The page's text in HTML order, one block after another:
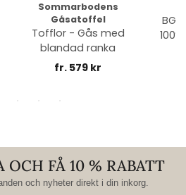
Sommarbodens
Gåsatoffel
Tofflor - Gås med
blandad ranka
fr. 579 kr
OCH FÅ 10 % RABATT
och nyheter direkt i din inkorg.